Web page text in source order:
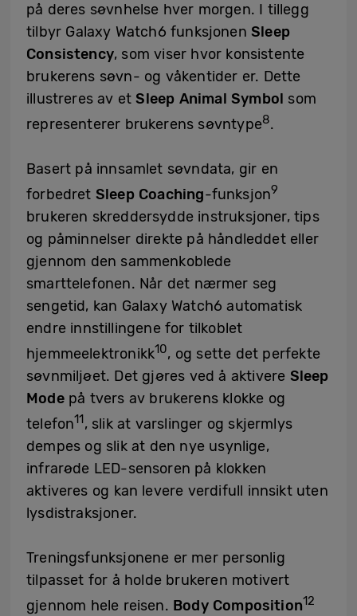
på deres søvnhelse hver morgen. I tillegg
tilbyr Galaxy Watch6 funksjonenSleep
Consistency, som viser hvor konsistente
brukerens søvn- og våkentider er. Dette
illustreres av etSleep Animal Symbol som
representerer brukerens søvntype8.
Basert på innsamlet søvndata, gir en
forbedret Sleep Coaching-funksjon9
brukeren skreddersydde instruksjoner, tips
og påminnelser direkte på håndleddet eller
gjennom den sammenkoblede
smarttelefonen. Når det nærmer seg
sengetid, kan Galaxy Watch6 automatisk
endre innstillingene for tilkoblet
hjemmeelektronikk10, og sette det perfekte
søvnmiljøet. Det gjøres ved å aktivere Sleep
Modepå tvers av brukerens klokke og
telefon11, slik at varslinger og skjermlys
dempes og slik at den nye usynlige,
infrarøde LED-sensoren på klokken
aktiveres og kan levere verdifull innsikt uten
lysdistraksjoner.
Treningsfunksjonene er mer personlig
tilpasset for å holde brukeren motivert
gjennom hele reisen. Body Composition12